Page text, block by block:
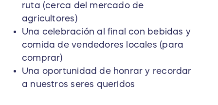
ruta (cerca del mercado de
agricultores)
Una celebración al final con bebidas y
comida de vendedores locales (para
comprar)
Una oportunidad de honrar y recordar
a nuestros seres queridos